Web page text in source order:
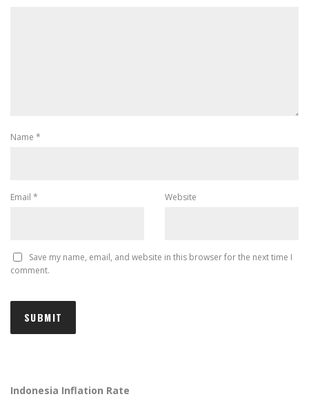
Name *
Email * Website
Save my name, email, and website in this browser for the next time I
comment.
Indonesia Inflation Rate